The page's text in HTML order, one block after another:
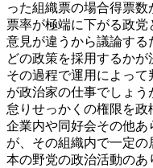
った組織票の場合得票
票率が極端に下がる政党
意見が違うから議論する
どの政策を採用するか
その過程で運用によっ
が政治家の仕事でしょ
怠りせっかくの権限を政
企業内や同好会その他あ
が、その組織内で一定の
本の野党の政治活動のあ